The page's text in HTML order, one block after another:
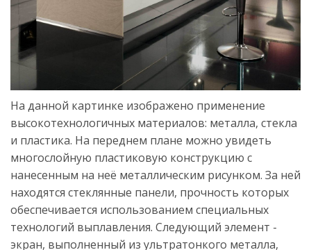
На данной картинке изображено применение
высокотехнологичных материалов: металла, стекла
и пластика. На переднем плане можно увидеть
многослойную пластиковую конструкцию с
нанесенным на неё металлическим рисунком. За ней
находятся стеклянные панели, прочность которых
обеспечивается использованием специальных
технологий выплавления. Следующий элемент -
экран, выполненный из ультратонкого металла,